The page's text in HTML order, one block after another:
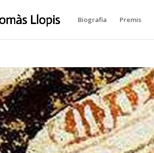
Biografia Premis